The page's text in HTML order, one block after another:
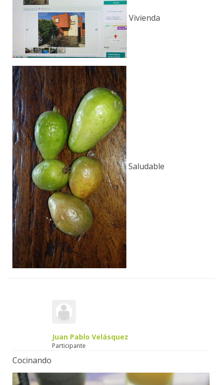
Vivienda
Saludable
Juan Pablo Velásquez
Participante
Cocinando